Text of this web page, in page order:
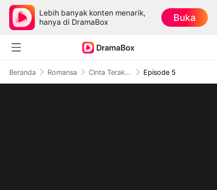
Lebih banyak konten menarik,
hanya di DramaBox
Buka
Beranda Romansa Cinta Terakhir Ayah Untukmu Episode 5